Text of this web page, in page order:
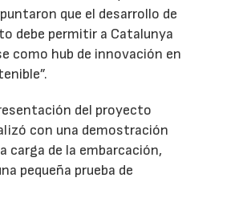
que el desarrollo de
debe permitir a Catalunya
como hub de innovación en
del proyecto
con una demostración
carga de la embarcación,
pequeña prueba de